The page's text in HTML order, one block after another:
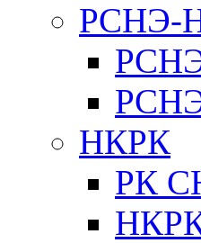
РСНЭ-
НКРК
РК